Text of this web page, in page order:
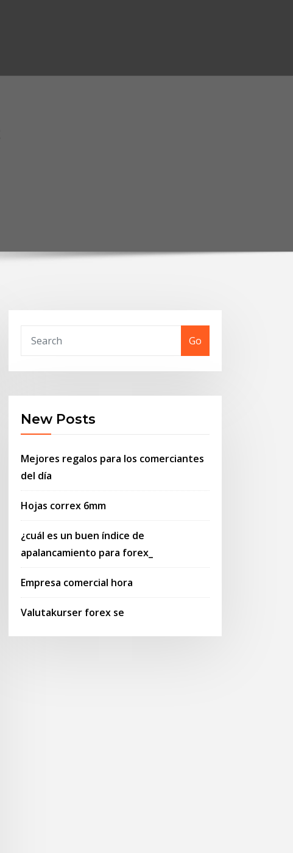
Go
New Posts
Mejores regalos para los comerciantes
del día
Hojas correx 6mm
¿cuál es un buen índice de
apalancamiento para forex_
Empresa comercial hora
Valutakurser forex se